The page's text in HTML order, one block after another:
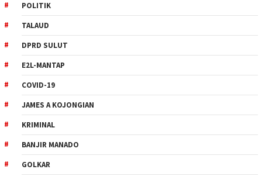
POLITIK
TALAUD
DPRD SULUT
E2L-MANTAP
COVID-19
JAMES A KOJONGIAN
KRIMINAL
BANJIR MANADO
GOLKAR